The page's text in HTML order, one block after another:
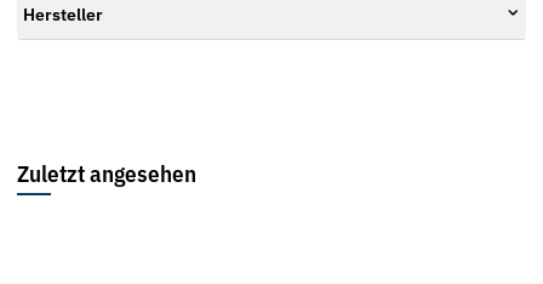
Hersteller
Zuletzt angesehen